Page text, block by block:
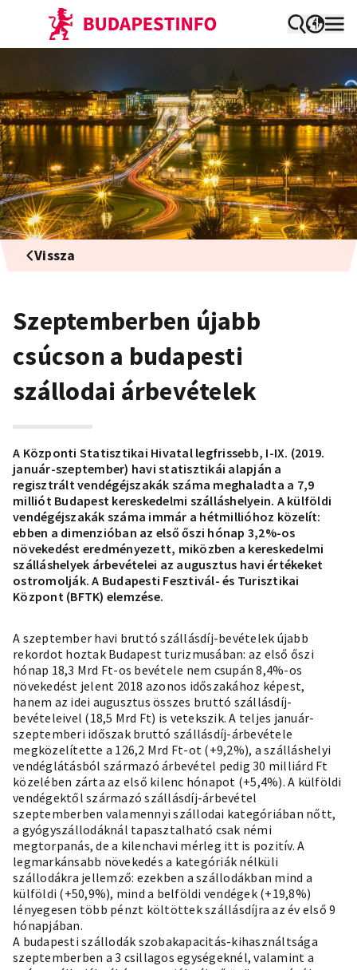
Vissza
Szeptemberben újabb
csúcson a budapesti
szállodai árbevételek
A Központi Statisztikai Hivatal legfrissebb, I-IX. (2019.
január-szeptember) havi statisztikái alapján a
regisztrált vendégéjszakák száma meghaladta a 7,9
milliót Budapest kereskedelmi szálláshelyein. A külföldi
vendégéjszakák száma immár a hétmillióhoz közelít:
ebben a dimenzióban az első őszi hónap 3,2%-os
növekedést eredményezett, miközben a kereskedelmi
szálláshelyek árbevételei az augusztus havi értékeket
ostromolják. A Budapesti Fesztivál- és Turisztikai
Központ (BFTK) elemzése.
A szeptember havi bruttó szállásdíj-bevételek újabb
rekordot hoztak Budapest turizmusában: az első őszi
hónap 18,3 Mrd Ft-os bevétele nem csupán 8,4%-os
növekedést jelent 2018 azonos időszakához képest,
hanem az idei augusztus összes bruttó szállásdíj-
bevételeivel (18,5 Mrd Ft) is vetekszik. A teljes január-
szeptemberi időszak bruttó szállásdíj-árbevétele
megközelítette a 126,2 Mrd Ft-ot (+9,2%), a szálláshelyi
vendéglátásból származó árbevétel pedig 30 milliárd Ft
közelében zárta az első kilenc hónapot (+5,4%). A külföldi
vendégektől származó szállásdíj-árbevétel
szeptemberben valamennyi szállodai kategóriában nőtt,
a gyógyszállodáknál tapasztalható csak némi
megtorpanás, de a kilenchavi mérleg itt is pozitív. A
legmarkánsabb növekedés a kategóriák nélküli
szállodákra jellemző: ezekben a szállodákban mind a
külföldi (+50,9%), mind a belföldi vendégek (+19,8%)
lényegesen több pénzt költöttek szállásdíjra az év első 9
hónapjában.
A budapesti szállodák szobakapacitás-kihasználtsága
szeptemberben a 3 csillagos egységeknél, valamint a